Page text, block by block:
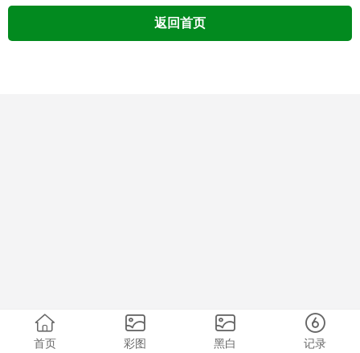
返回首页
首页 彩图 黑白 记录